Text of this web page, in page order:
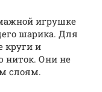
игрушке
шарика. Для
круги и
ниток. Они не
слоям.